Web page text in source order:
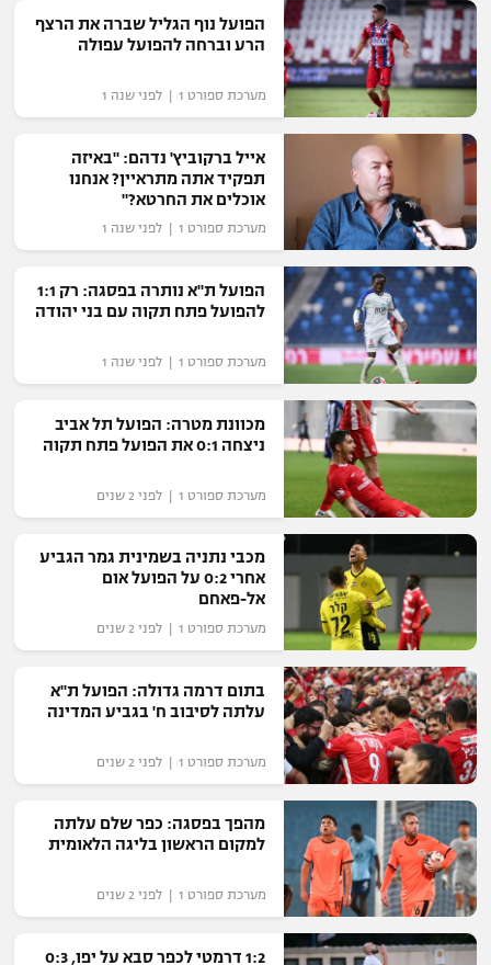
"מחצית בשכונה" – פודקאסט
משתתפים וזוכים בפרסים
תקנון משתתפים וזוכים בפרסים
תקנון עבור פעילות אלקטרה
תקנון עבור פעילות ספורט 1 – "מרלן"
גיימינג E-Sports
תנאי שימוש
מדיניות פרטיות
תקנון פעילות ספורט 1
רשיון להקרנה פומבית לבית עסק
הצטרפות לחבילת הערוצים
לוח דרושים – ג'ובנט
תגיות
המגזין
אופניים
ספורט מוטורי
פוטבול אמריקאי NFL
בייסבול MLB
ספורט אתגרי ואקסטרים
אומנויות לחימה
גיימינג E-Sports
הפועל נוף הגליל שברה את הרצף
הרע וברחה להפועל עפולה
מערכת ספורט 1 | לפני שנה 1
אייל ברקוביץ' נדהם: "באיזה
תפקיד אתה מתראיין? אנחנו
אוכלים את החרטא?"
מערכת ספורט 1 | לפני שנה 1
הפועל ת"א נותרה בפסגה: רק 1:1
להפועל פתח תקוה עם בני יהודה
מערכת ספורט 1 | לפני שנה 1
מכוונת מטרה: הפועל תל אביב
ניצחה 0:1 את הפועל פתח תקוה
מערכת ספורט 1 | לפני 2 שנים
מכבי נתניה בשמינית גמר הגביע
אחרי 0:2 על הפועל אום
אל-פאחם
מערכת ספורט 1 | לפני 2 שנים
בתום דרמה גדולה: הפועל ת"א
עלתה לסיבוב ח' בגביע המדינה
מערכת ספורט 1 | לפני 2 שנים
מהפך בפסגה: כפר שלם עלתה
למקום הראשון בליגה הלאומית
מערכת ספורט 1 | לפני 2 שנים
1:2 דרמטי לכפר סבא על יפו, 0:3